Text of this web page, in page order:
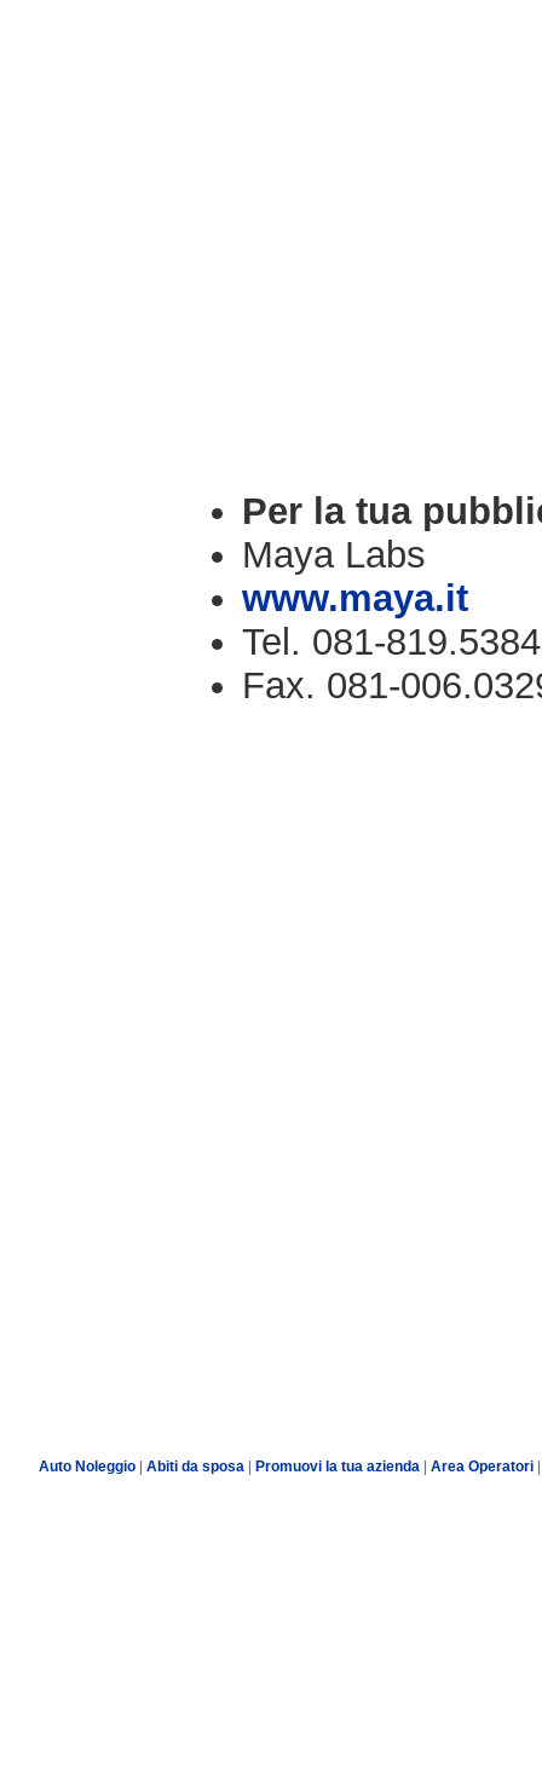
Per la tua
Maya Labs
www.maya.it
Tel. 081-819.5384
Fax. 081-
Auto Noleggio| Abiti da sposa| Promuovi la tua azienda Area Operatori